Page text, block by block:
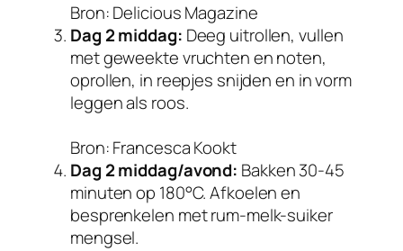
Bron: Delicious Magazine
Dag 2 middag: Deeg uitrollen, vullen
met geweekte vruchten en noten,
oprollen, in reepjes snijden en in vorm
leggen als roos.
Bron: Francesca Kookt
Dag 2 middag/avond: Bakken 30-45
minuten op 180°C. Afkoelen en
besprenkelen met rum-melk-suiker
mengsel.